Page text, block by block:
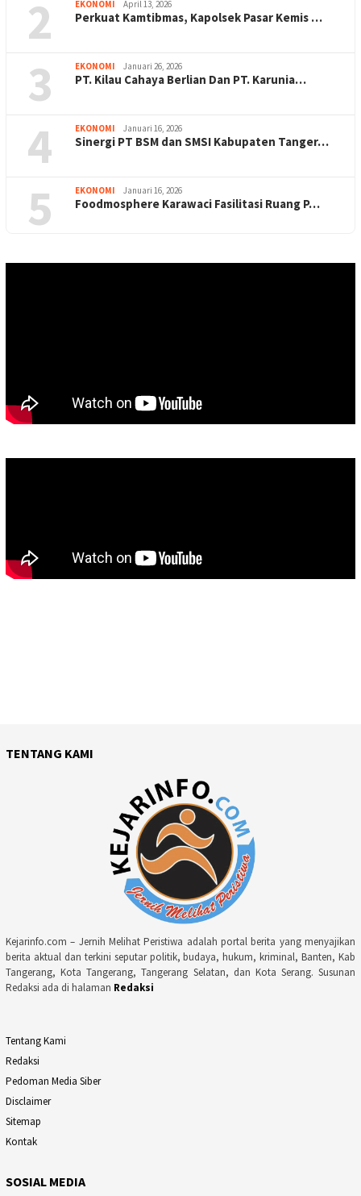
2 EKONOMI April 13, 2026
Perkuat Kamtibmas, Kapolsek Pasar Kemis …
3 EKONOMI Januari 26, 2026
PT. Kilau Cahaya Berlian Dan PT. Karunia…
4 EKONOMI Januari 16, 2026
Sinergi PT BSM dan SMSI Kabupaten Tanger…
5 EKONOMI Januari 16, 2026
Foodmosphere Karawaci Fasilitasi Ruang P…
TENTANG KAMI
Kejarinfo.com – Jernih Melihat Peristiwa adalah portal berita yang menyajikan
berita aktual dan terkini seputar politik, budaya, hukum, kriminal, Banten, Kab
Tangerang, Kota Tangerang, Tangerang Selatan, dan Kota Serang. Susunan
Redaksi ada di halaman Redaksi
Tentang Kami
Redaksi
Pedoman Media Siber
Disclaimer
Sitemap
Kontak
SOSIAL MEDIA